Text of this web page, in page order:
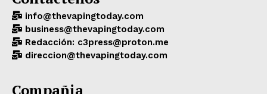
info@thevapingtoday.com
business@thevapingtoday.com
Redacción: c3press@proton.me
direccion@thevapingtoday.com
Compañia